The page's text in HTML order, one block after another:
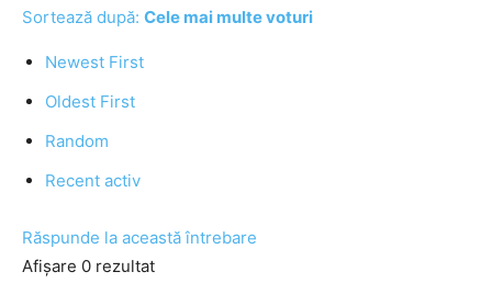
Sortează după: Cele mai multe voturi
Newest First
Oldest First
Random
Recent activ
Răspunde la această întrebare
Afișare 0 rezultat